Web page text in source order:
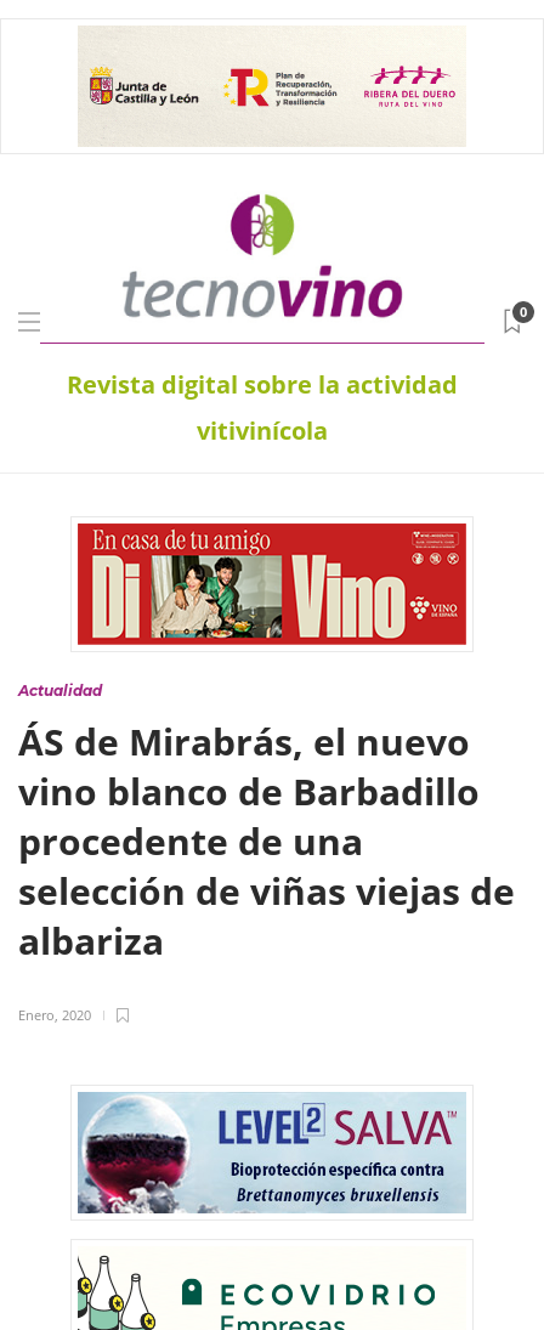
Revista digital sobre la actividad
vitivinícola
0
Actualidad
ÁS de Mirabrás, el nuevo
vino blanco de Barbadillo
procedente de una
selección de viñas viejas de
albariza
Enero, 2020